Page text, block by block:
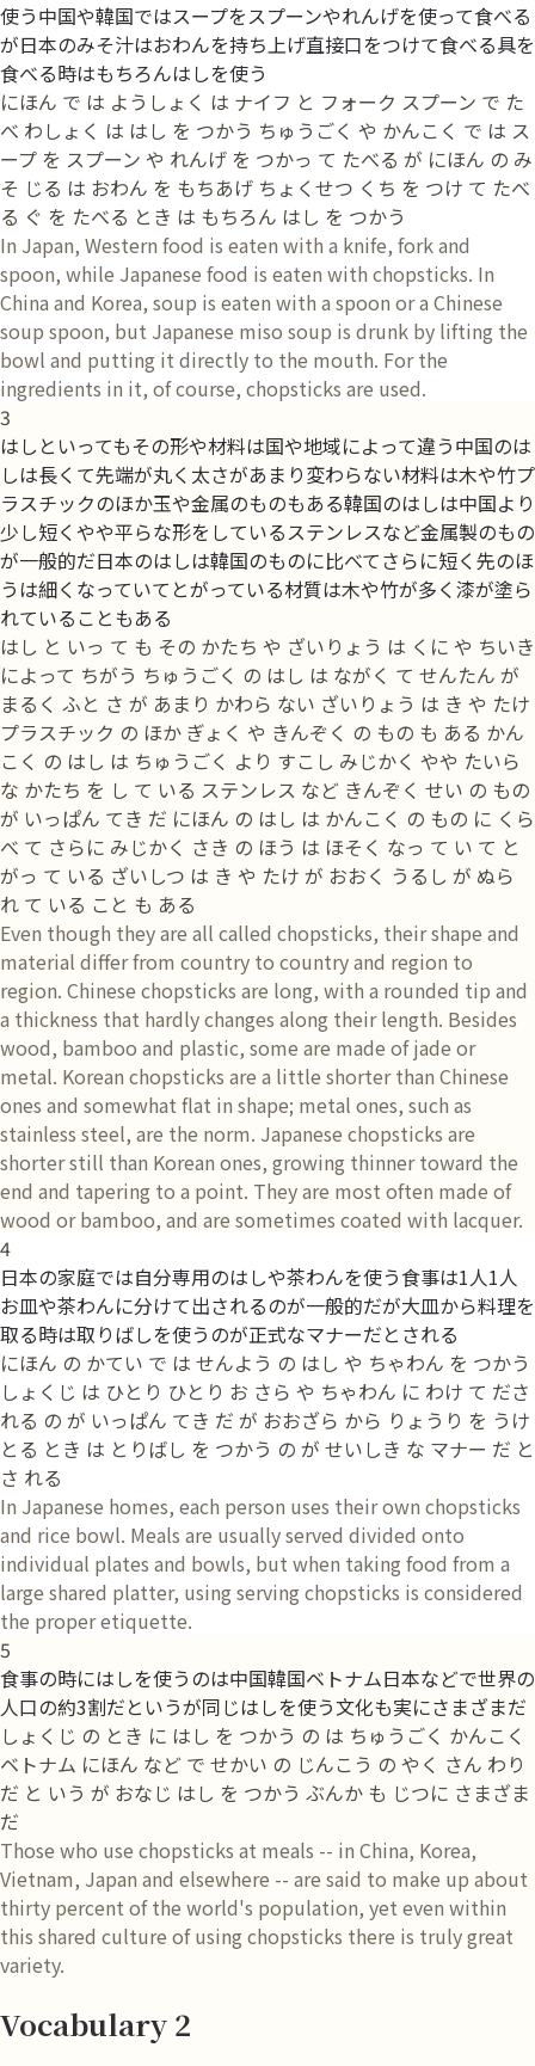
使う中国や韓国ではスープをスプーンやれんげを使って食べる
が日本のみそ汁はおわんを持ち上げ直接口をつけて食べる具を
食べる時はもちろんはしを使う
にほん で は ようしょく は ナイフ と フォーク スプーン で た
べ わしょく は はし を つかう ちゅうごく や かんこく で は ス
ープ を スプーン や れんげ を つかっ て たべる が にほん の み
そ じる は おわん を もちあげ ちょくせつ くち を つけ て たべ
る ぐ を たべる とき は もちろん はし を つかう
In Japan, Western food is eaten with a knife, fork and
spoon, while Japanese food is eaten with chopsticks. In
China and Korea, soup is eaten with a spoon or a Chinese
soup spoon, but Japanese miso soup is drunk by lifting the
bowl and putting it directly to the mouth. For the
ingredients in it, of course, chopsticks are used.
3
はしといってもその形や材料は国や地域によって違う中国のは
しは長くて先端が丸く太さがあまり変わらない材料は木や竹プ
ラスチックのほか玉や金属のものもある韓国のはしは中国より
少し短くやや平らな形をしているステンレスなど金属製のもの
が一般的だ日本のはしは韓国のものに比べてさらに短く先のほ
うは細くなっていてとがっている材質は木や竹が多く漆が塗ら
れていることもある
はし と いっ て も その かたち や ざいりょう は くに や ちいき
によって ちがう ちゅうごく の はし は ながく て せんたん が
まるく ふと さ が あまり かわら ない ざいりょう は き や たけ
プラスチック の ほか ぎょく や きんぞく の もの も ある かん
こく の はし は ちゅうごく より すこし みじかく やや たいら
な かたち を し て いる ステンレス など きんぞく せい の もの
が いっぱん てき だ にほん の はし は かんこく の もの に くら
べ て さらに みじかく さき の ほう は ほそく なっ て い て と
がっ て いる ざいしつ は き や たけ が おおく うるし が ぬら
れ て いる こと も ある
Even though they are all called chopsticks, their shape and
material differ from country to country and region to
region. Chinese chopsticks are long, with a rounded tip and
a thickness that hardly changes along their length. Besides
wood, bamboo and plastic, some are made of jade or
metal. Korean chopsticks are a little shorter than Chinese
ones and somewhat flat in shape; metal ones, such as
stainless steel, are the norm. Japanese chopsticks are
shorter still than Korean ones, growing thinner toward the
end and tapering to a point. They are most often made of
wood or bamboo, and are sometimes coated with lacquer.
4
日本の家庭では自分専用のはしや茶わんを使う食事は1人1人
お皿や茶わんに分けて出されるのが一般的だが大皿から料理を
取る時は取りばしを使うのが正式なマナーだとされる
にほん の かてい で は せんよう の はし や ちゃわん を つかう
しょくじ は ひとり ひとり お さら や ちゃわん に わけ て ださ
れる の が いっぱん てき だ が おおざら から りょうり を うけ
とる とき は とりばし を つかう の が せいしき な マナー だ と
さ れる
In Japanese homes, each person uses their own chopsticks
and rice bowl. Meals are usually served divided onto
individual plates and bowls, but when taking food from a
large shared platter, using serving chopsticks is considered
the proper etiquette.
5
食事の時にはしを使うのは中国韓国ベトナム日本などで世界の
人口の約3割だというが同じはしを使う文化も実にさまざまだ
しょくじ の とき に はし を つかう の は ちゅうごく かんこく
ベトナム にほん など で せかい の じんこう の やく さん わり
だ と いう が おなじ はし を つかう ぶんか も じつに さまざま
だ
Those who use chopsticks at meals -- in China, Korea,
Vietnam, Japan and elsewhere -- are said to make up about
thirty percent of the world's population, yet even within
this shared culture of using chopsticks there is truly great
variety.
Vocabulary 2